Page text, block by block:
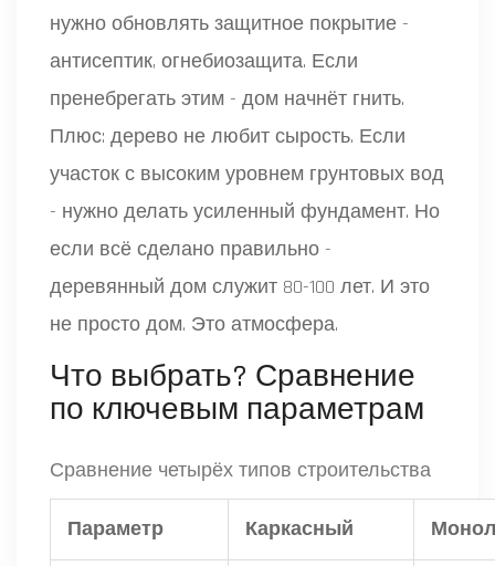
нужно обновлять защитное покрытие -
антисептик, огнебиозащита. Если
пренебрегать этим - дом начнёт гнить.
Плюс: дерево не любит сырость. Если
участок с высоким уровнем грунтовых вод
- нужно делать усиленный фундамент. Но
если всё сделано правильно -
деревянный дом служит 80-100 лет. И это
не просто дом. Это атмосфера.
Что выбрать? Сравнение
по ключевым параметрам
Сравнение четырёх типов строительства
Параметр Каркасный